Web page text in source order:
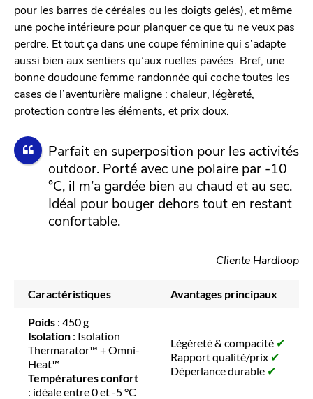
pour les barres de céréales ou les doigts gelés), et même
une poche intérieure pour planquer ce que tu ne veux pas
perdre. Et tout ça dans une coupe féminine qui s’adapte
aussi bien aux sentiers qu’aux ruelles pavées. Bref, une
bonne doudoune femme randonnée qui coche toutes les
cases de l’aventurière maligne : chaleur, légèreté,
protection contre les éléments, et prix doux.
Parfait en superposition pour les activités
outdoor. Porté avec une polaire par -10
°C, il m’a gardée bien au chaud et au sec.
Idéal pour bouger dehors tout en restant
confortable.
Cliente Hardloop
Caractéristiques Avantages principaux
Poids : 450 g
Isolation : Isolation
Thermarator™ + Omni-
Heat™
Températures confort
: idéale entre 0 et -5 °C
Légèreté & compacité ✔
Rapport qualité/prix ✔
Déperlance durable ✔